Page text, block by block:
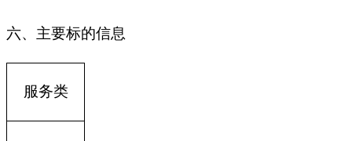
六、主要标的信息
服务类